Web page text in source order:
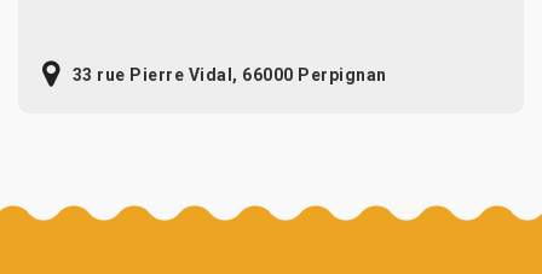
33 rue Pierre Vidal, 66000 Perpignan